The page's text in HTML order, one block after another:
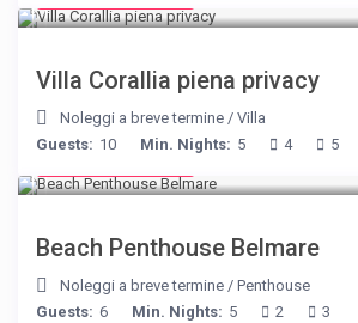
Villa Corallia piena privacy
Noleggi a breve termine /Villa
Guests: 10 Min. Nights: 5 4 5
Beach Penthouse Belmare
Noleggi a breve termine /Penthouse
Guests: 6 Min. Nights: 5 2 3